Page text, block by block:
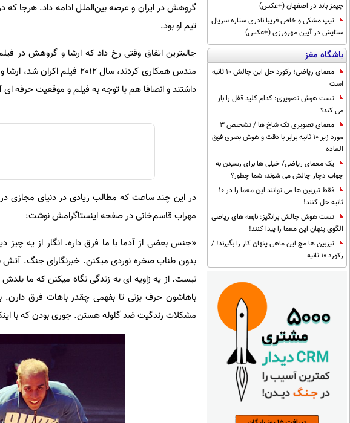
جیمز باند در اصفهان (+عکس)
تیپ مشکی و خاص فریبا نادری ستاره سریال
ستایش در آیین مهرورزی (+عکس)
باشگاه مغز
معمای ریاضی؛ رکورد حل این چالش 10 ثانیه
است
تست هوش تصویری: کدام کلید قفل را باز
می کند؟
معمای تصویری تک شاخ ها / تشخیص 3
مورد زیر 10 ثانیه برابر با دقت و هوش بصری فوق
العاده
یک معمای ریاضی/ خیلی ها برای رسیدن به
جواب دچار چالش می شوند، شما چطور؟
فقط تیزبین ها می توانند این معما را در 10
ثانیه حل کنند!
تست هوش چالش برانگیز: نابغه های ریاضی
الگوی پنهان این معما را پیدا کنند!
تیزبین ها مچ این ماهی پنهان کار را بگیرند! /
رکورد 10 ثانیه
گروهش در ایران و عرصه بین‌الملل ادامه داد. هرجا که
تیم او بود.
مندس همکاری کردند، سال 2012 فیلم اکران شد، ارشا و تیمش در یکی از بالاترین سطح بین المللی فعالیت رشته
داشتند و انصافا هم با توجه به فیلم و موقعیت حرفه
در این چند ساعت که مطالب زیادی در دنیای مجازی در
مهراب قاسم‌خانی در صفحه اینستاگرامش نوشت:
«جنس بعضی از آدما با ما فرق داره. انگار از یه
بدون طناب صخره نوردی میکنن. خبرنگارای جنگ. آتش
نیست. از یه زاویه ای به زندگی نگاه میکنن که ما
باهاشون حرف بزنی تا بفهمی چقدر باهات فرق دارن.
مشکلات زندگیت ضد گلوله هستن. جوری بودن که با